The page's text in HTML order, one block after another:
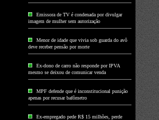
Emissora de TV é condenada por divulgar
imagem de mulher sem autorização
Menor de idade que vivia sob guarda do avô
deve receber pensão por morte
Ex-dono de carro não responde por IPVA
mesmo se deixou de comunicar venda
MPF defende que é inconstitucional punição
apenas por recusar bafômetro
Ex-empregado pede R$ 15 milhões, perde